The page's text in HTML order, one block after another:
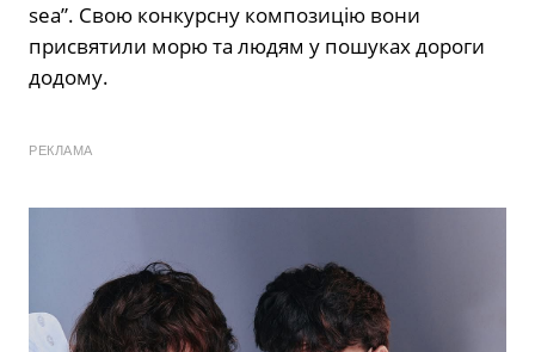
sea”. Свою конкурсну композицію вони
присвятили морю та людям у пошуках дороги
додому.
РЕКЛАМА